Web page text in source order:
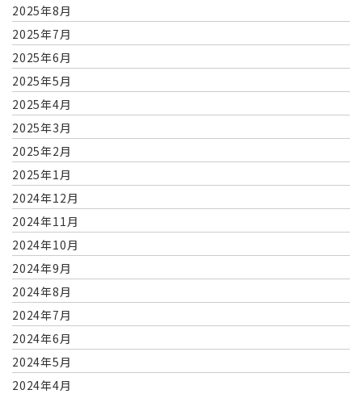
2025年8月
2025年7月
2025年6月
2025年5月
2025年4月
2025年3月
2025年2月
2025年1月
2024年12月
2024年11月
2024年10月
2024年9月
2024年8月
2024年7月
2024年6月
2024年5月
2024年4月